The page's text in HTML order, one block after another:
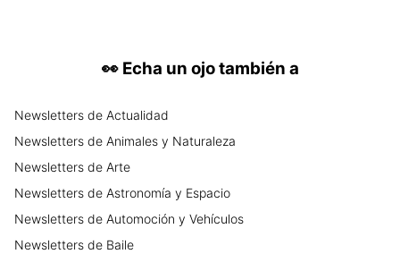
👀 Echa un ojo también a
Newsletters de Actualidad
Newsletters de Animales y Naturaleza
Newsletters de Arte
Newsletters de Astronomía y Espacio
Newsletters de Automoción y Vehículos
Newsletters de Baile